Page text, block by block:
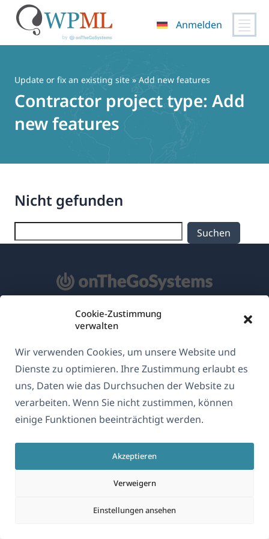
Cookie-Zustimmung
verwalten
Wir verwenden Cookies, um unsere Website und
Dienste zu optimieren. Ihre Zustimmung erlaubt es
uns, Daten wie das Durchsuchen der Website zu
verarbeiten. Wenn Sie nicht zustimmen, können
einige Funktionen beeinträchtigt werden.
Akzeptieren
Verweigern
Einstellungen ansehen
springen
Anmelden
Update or fix an existing site » Add new features
Contractor project type: Add
new features
Nicht gefunden
© 2026OnTheGoSystems Limited
Über WPML
DSGVO & Datenschutzrichtlinie
Unserem Team beitreten(öffnet
in
einem
neuen
(öffnet
in
einem
Fenster)
(öffnet
in
einem
Fenster)
(öffnet
in
einem